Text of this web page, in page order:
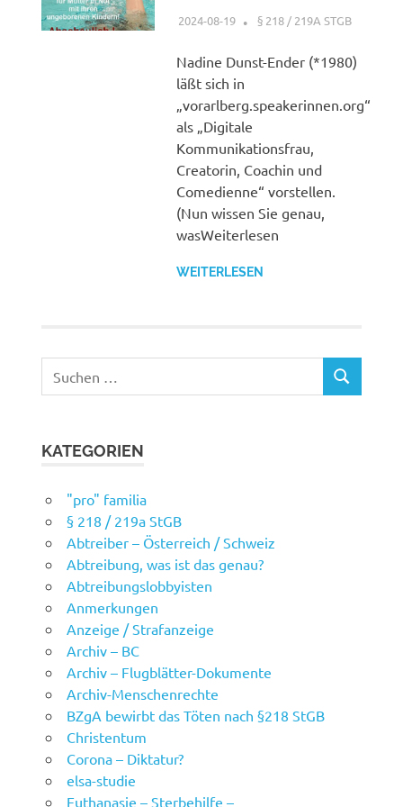
2024-08-19 XX
§ 218 / 219A STGB
Nadine Dunst-Ender (*1980)
läßt sich in
„vorarlberg.speakerinnen.org“
als „Digitale
Kommunikationsfrau,
Creatorin, Coachin und
Comedienne“ vorstellen.
(Nun wissen Sie genau,
wasWeiterlesen
WEITERLESEN
nach:
SUCHEN
KATEGORIEN
"pro" familia
§ 218 / 219a StGB
Abtreiber – Österreich / Schweiz
Abtreibung, was ist das genau?
Abtreibungslobbyisten
Anmerkungen
Anzeige / Strafanzeige
Archiv – BC
Archiv – Flugblätter-Dokumente
Archiv-Menschenrechte
BZgA bewirbt das Töten nach §218 StGB
Christentum
Corona – Diktatur?
elsa-studie
Euthanasie – Sterbehilfe –